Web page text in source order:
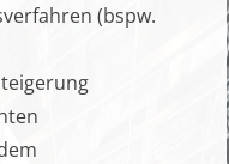
(bspw.